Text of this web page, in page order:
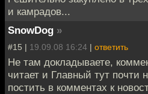
и камрадов...
SnowDog »
#15 | 19.09.08 16:24 | ответить
Не там докладываете,
читает и Главный тут почти
постить в комментах к